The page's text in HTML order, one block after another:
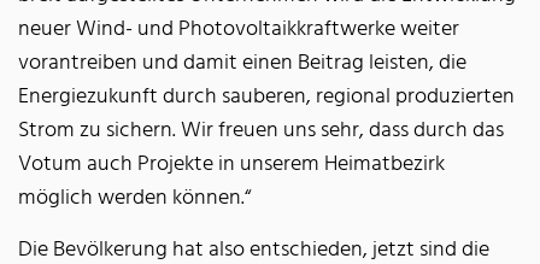
neuer Wind- und Photovoltaikkraftwerke weiter
vorantreiben und damit einen Beitrag leisten, die
Energiezukunft durch sauberen, regional produzierten
Strom zu sichern. Wir freuen uns sehr, dass durch das
Votum auch Projekte in unserem Heimatbezirk
möglich werden können.“
Die Bevölkerung hat also entschieden, jetzt sind die